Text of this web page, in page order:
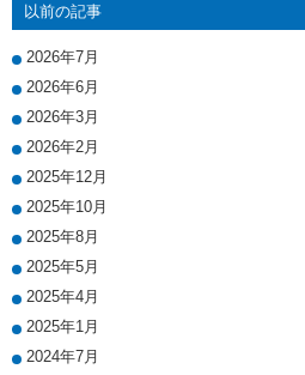
以前の記事
2026年7月
2026年6月
2026年3月
2026年2月
2025年12月
2025年10月
2025年8月
2025年5月
2025年4月
2025年1月
2024年7月